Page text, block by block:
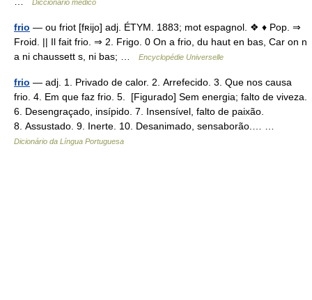
Diccionario médico
frio — ou friot [fʀijo] adj. ÉTYM. 1883; mot espagnol. ❖ ♦ Pop. ⇒
Froid. || Il fait frio. ⇒ 2. Frigo. 0 On a frio, du haut en bas, Car on n
a ni chaussett s, ni bas; …
Encyclopédie Universelle
frio — adj. 1. Privado de calor. 2. Arrefecido. 3. Que nos causa
frio. 4. Em que faz frio. 5. [Figurado] Sem energia; falto de viveza.
6. Desengraçado, insípido. 7. Insensível, falto de paixão.
8. Assustado. 9. Inerte. 10. Desanimado, sensaborão.… …
Dicionário da Língua Portuguesa